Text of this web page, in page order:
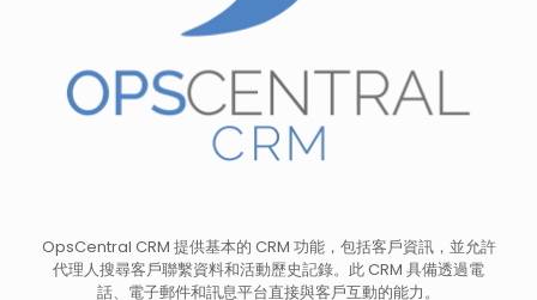
OpsCentral CRM 提供基本的 CRM 功能，包括客戶資訊，並允許
代理人搜尋客戶聯繫資料和活動歷史記錄。此 CRM 具備透過電
話、電子郵件和訊息平台直接與客戶互動的能力。